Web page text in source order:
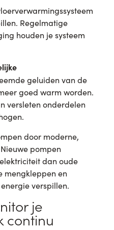
Regelmatige
houden je systeem
geluiden van de
goed warm worden.
versleten onderdelen
door moderne,
pompen
dan oude
mengkleppen en
verspillen.
je
continu